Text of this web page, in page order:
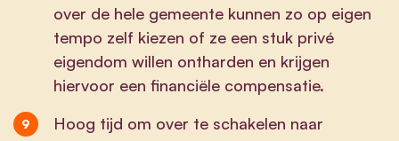
over de hele gemeente kunnen zo op eigen
tempo zelf kiezen of ze een stuk privé
eigendom willen ontharden en krijgen
hiervoor een financiële compensatie.
Hoog tijd om over te schakelen naar